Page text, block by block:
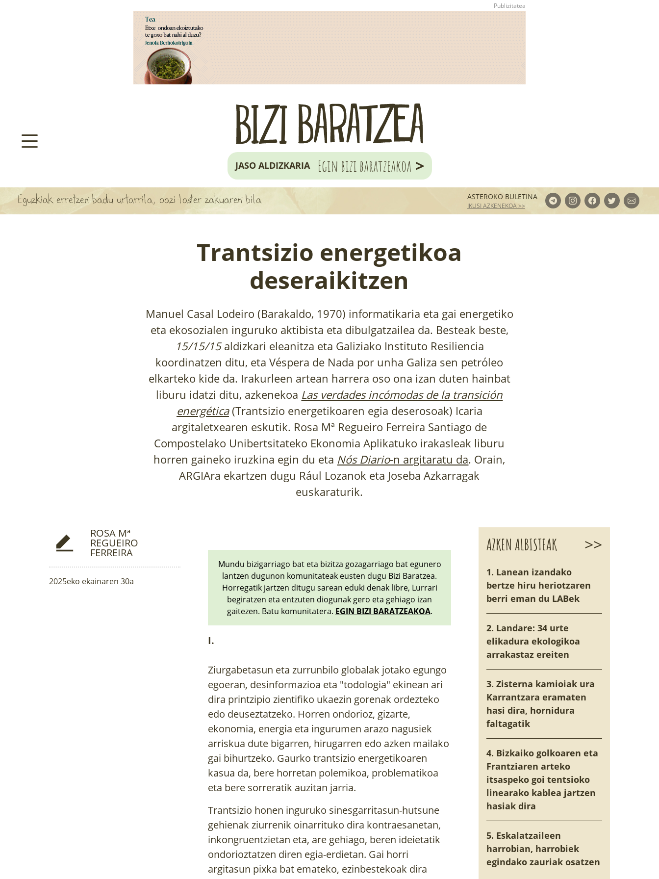
ARBOLA APARTEN MAPA
JASO ALDIZKARIA Egin bizi baratzeakoa >
Eguzkiak erretzen badu urtarrila, oazi laster zakuaren bila ASTEROKO BULETINA
IKUSI AZKENEKOA >>
Trantsizio energetikoa
deseraikitzen
Manuel Casal Lodeiro (Barakaldo, 1970) informatikaria eta gai energetiko
eta ekosozialen inguruko aktibista eta dibulgatzailea da. Besteak beste,
15/15/15aldizkari eleanitza eta Galiziako Instituto Resiliencia
koordinatzen ditu, eta Véspera de Nada por unha Galiza sen petróleo
elkarteko kide da. Irakurleen artean harrera oso ona izan duten hainbat
liburu idatzi ditu, azkenekoa Las verdades incómodas de la transición
energética(Trantsizio energetikoaren egia deserosoak) Icaria
argitaletxearen eskutik. Rosa Mª Regueiro Ferreira Santiago de
Compostelako Unibertsitateko Ekonomia Aplikatuko irakasleak liburu
horren gaineko iruzkina egin du eta Nós Diario-n argitaratu da. Orain,
ARGIAra ekartzen dugu Rául Lozanok eta Joseba Azkarragak
euskaraturik.
ROSA Mª
REGUEIRO
FERREIRA
2025eko ekainaren 30a
Mundu bizigarriago bat eta bizitza gozagarriago bat egunero
lantzen dugunon komunitateak eusten dugu Bizi Baratzea.
Horregatik jartzen ditugu sarean eduki denak libre, Lurrari
begiratzen eta entzuten diogunak gero eta gehiago izan
gaitezen. Batu komunitatera. EGIN BIZI BARATZEAKOA.
I.
Ziurgabetasun eta zurrunbilo globalak jotako egungo
egoeran, desinformazioa eta "todologia" ekinean ari
dira printzipio zientifiko ukaezin gorenak ordezteko
edo deuseztatzeko. Horren ondorioz, gizarte,
ekonomia, energia eta ingurumen arazo nagusiek
arriskua dute bigarren, hirugarren edo azken mailako
gai bihurtzeko. Gaurko trantsizio energetikoaren
kasua da, bere horretan polemikoa, problematikoa
eta bere sorreratik auzitan jarria.
Trantsizio honen inguruko sinesgarritasun-hutsune
gehienak ziurrenik oinarrituko dira kontraesanetan,
inkongruentzietan eta, are gehiago, beren ideietatik
ondorioztatzen diren egia-erdietan. Gai horri
argitasun pixka bat emateko, ezinbestekoak dira
AZKEN ALBISTEAK >>
1. Lanean izandako
bertze hiru heriotzaren
berri eman du LABek
2. Landare: 34 urte
elikadura ekologikoa
arrakastaz ereiten
3. Zisterna kamioiak ura
Karrantzara eramaten
hasi dira, hornidura
faltagatik
4. Bizkaiko golkoaren eta
Frantziaren arteko
itsaspeko goi tentsioko
linearako kablea jartzen
hasiak dira
5. Eskalatzaileen
harrobian, harrobiek
egindako zauriak osatzen